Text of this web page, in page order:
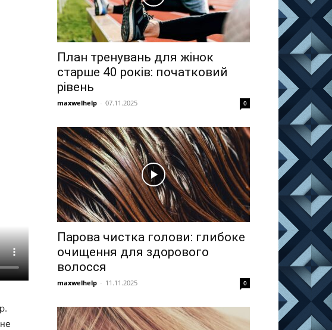
План тренувань для жінок
старше 40 років: початковий
рівень
maxwelhelp - 07.11.2025 0
Парова чистка голови: глибоке
очищення для здорового
волосся
maxwelhelp - 11.11.2025 0